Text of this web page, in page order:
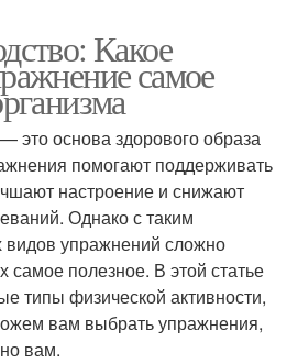
Какое
самое
это основа здорового образа
помогают поддерживать
настроение и снижают
Однако с таким
видов упражнений сложно
самое полезное. В этой статье
типы физической активности,
вам выбрать упражнения,
вам.